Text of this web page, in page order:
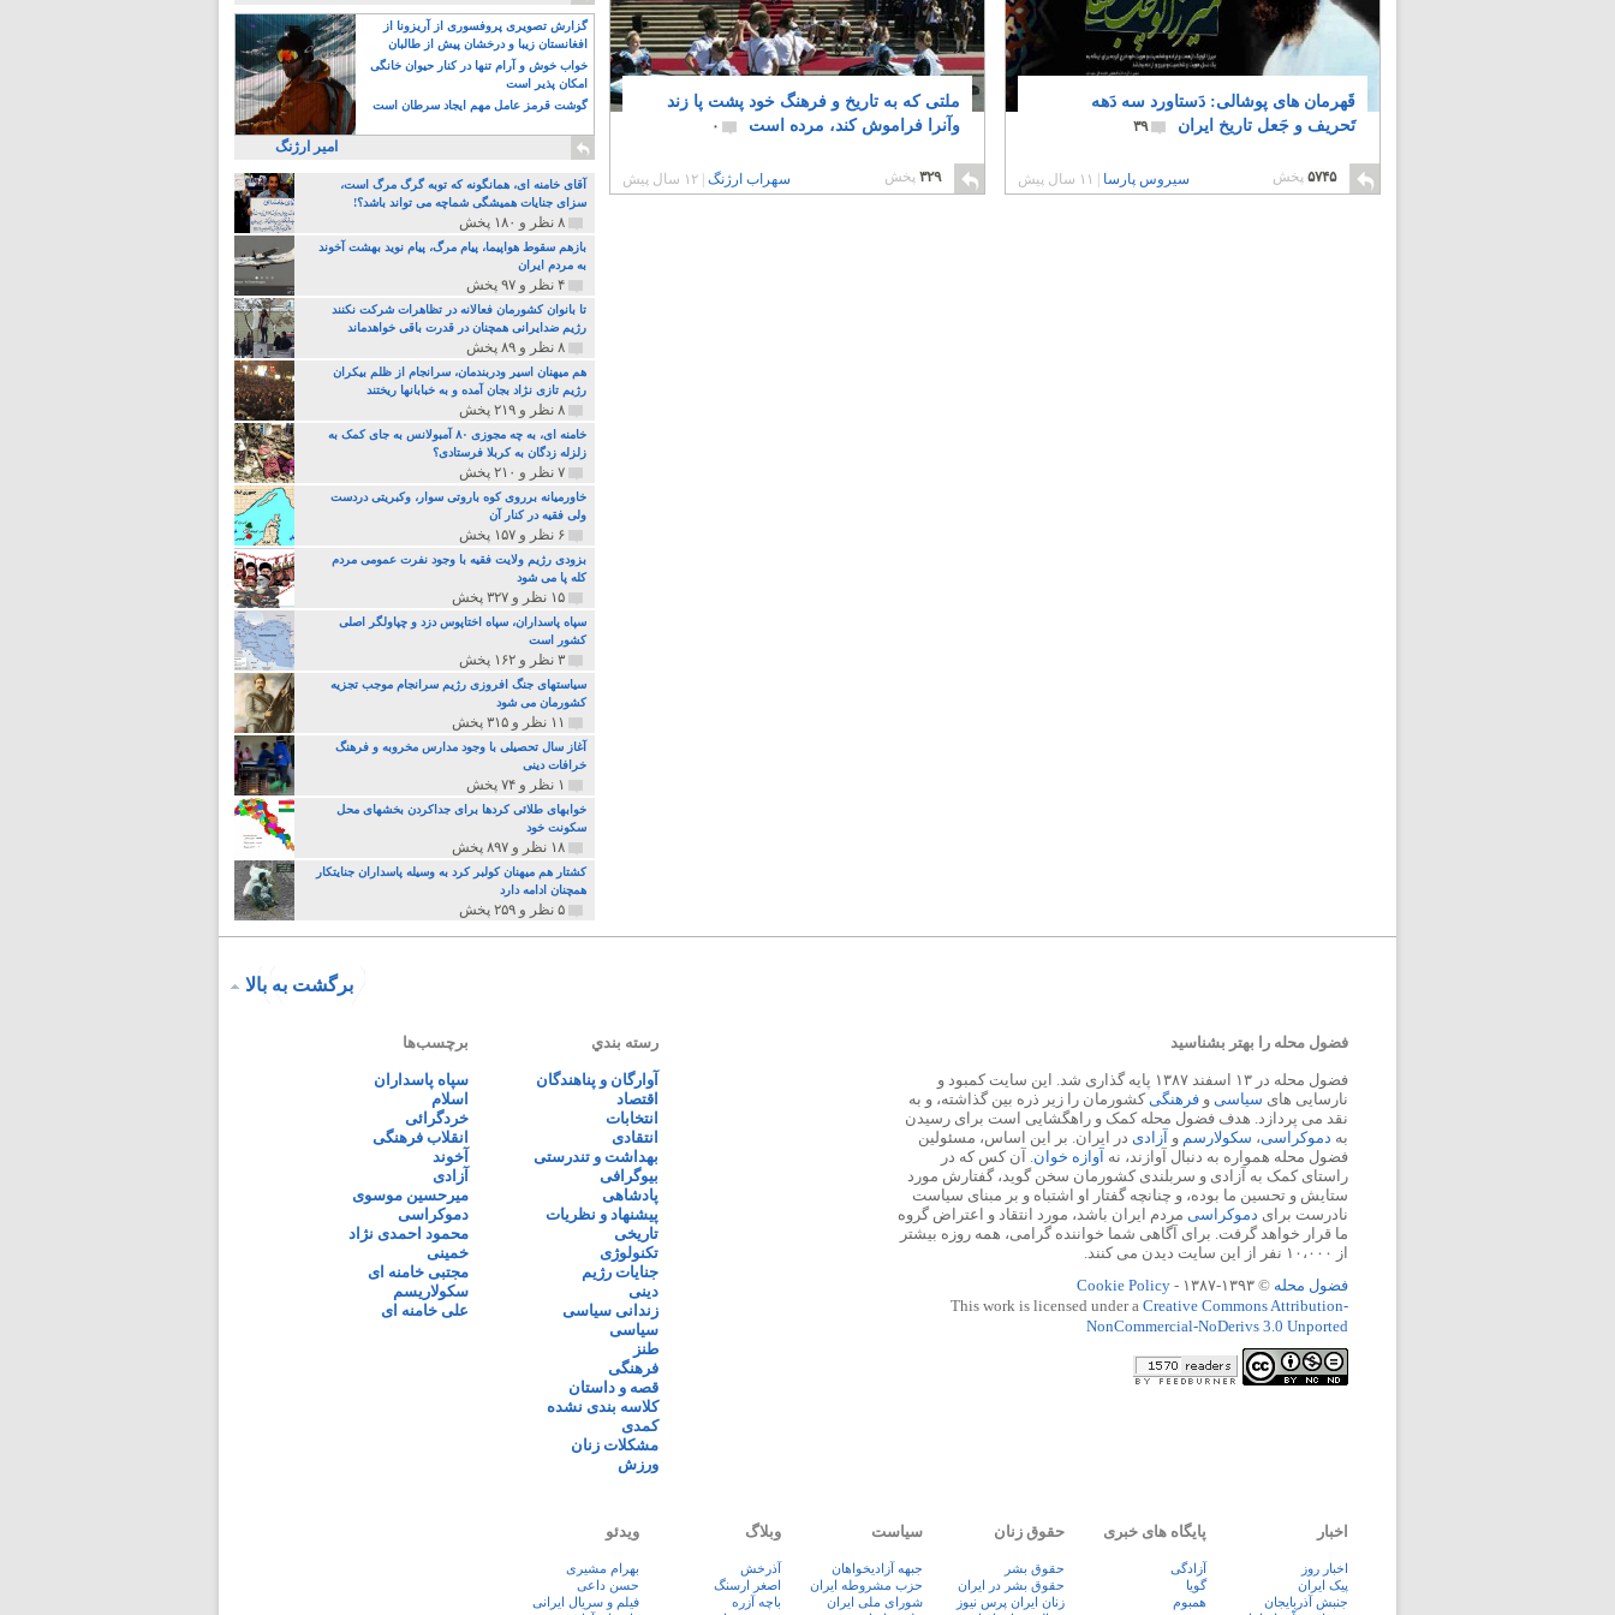
قَهرمان های پوشالی: دَستاورد سه دَهه
تَحریف و جَعل تاریخ ایران
۳۹
۵۷۴۵ پخش سیروس پارسا ۱۱ سال پیش
ملتی که به تاریخ و فرهنگ خود پشت پا زند
وآنرا فراموش کند، مرده است
۰
۳۲۹پخش سهراب ارژنگ ۱۲ سال پیش
گزارش تصویری پروفسوری از آریزونا از
افغانستان زیبا و درخشان پیش از طالبان
خواب خوش و آرام تنها در کنار حیوان خانگی
امکان پذیر است
گوشت قرمز عامل مهم ایجاد سرطان است
امیر ارژنگ
آقای خامنه ای، همانگونه که توبه گرگ مرگ است،
سزای جنایات همیشگی شماچه می تواند باشد؟!
۸ نظر و ۱۸۰ پخش
بازهم سقوط هواپیما، پیام مرگ، پیام نوید بهشت آخوند
به مردم ایران
۴ نظر و ۹۷ پخش
تا بانوان کشورمان فعالانه در تظاهرات شرکت نکنند
رژیم ضدایرانی همچنان در قدرت باقی خواهدماند
۸ نظر و ۸۹ پخش
هم میهنان اسیر ودربندمان، سرانجام از ظلم بیکران
رژیم تازی نژاد بجان آمده و به خبابانها ریختند
۸ نظر و ۲۱۹ پخش
خامنه ای، به چه مجوزی ۸۰ آمبولانس به جای کمک به
زلزله زدگان به کربلا فرستادی؟
۷ نظر و ۲۱۰ پخش
خاورمیانه برروی کوه باروتی سوار، وکبریتی دردست
ولی فقیه در کنار آن
۶ نظر و ۱۵۷ پخش
بزودی رژیم ولایت فقیه با وجود نفرت عمومی مردم
کله پا می شود
۱۵ نظر و ۳۲۷ پخش
سپاه پاسداران، سپاه اختاپوس دزد و چپاولگر اصلی
کشور است
۳ نظر و ۱۶۲ پخش
سیاستهای جنگ افروزی رژیم سرانجام موجب تجزیه
کشورمان می شود
۱۱ نظر و ۳۱۵ پخش
آغاز سال تحصیلی با وجود مدارس مخروبه و فرهنگ
خرافات دینی
۱ نظر و ۷۴ پخش
خوابهای طلائی کردها برای جداکردن بخشهای محل
سکونت خود
۱۸ نظر و ۸۹۷ پخش
کشتار هم میهنان کولبر کرد به وسیله پاسداران جنایتکار
همچنان ادامه دارد
۵ نظر و ۲۵۹ پخش
برگشت به بالا
فضول محله را بهتر بشناسید
فضول محله در ۱۳ اسفند ۱۳۸۷ پایه گذاری شد. این سایت کمبود و
نارسایی های سیاسی و فرهنگیکشورمان را زیر ذره بین گذاشته، و به
نقد می پردازد. هدف فضول محله کمک و راهگشایی است برای رسیدن
به دموکراسی، سکولارسم و آزادی در ایران. بر این اساس، مسئولین
فضول محله همواره به دنبال آوازند، نه آوازه خوان. آن کس که در
راستای کمک به آزادی و سربلندی کشورمان سخن گوید، گفتارش مورد
ستایش و تحسین ما بوده، و چنانچه گفتار او اشتباه و بر مبنای سیاست
نادرست برای دموکراسی مردم ایران باشد، مورد انتقاد و اعتراض گروه
ما قرار خواهد گرفت. برای آگاهی شما خواننده گرامی، همه روزه بیشتر
از ۱۰،۰۰۰ نفر از این سایت دیدن می کنند.
فضول محله © ۱۳۹۳-۱۳۸۷ -
Cookie Policy
This work is licensed under a Creative Commons Attribution-
NonCommercial-NoDerivs 3.0 Unported
رسته بندي
آوارگان و پناهندگان
اقتصاد
انتخابات
انتقادی
بهداشت و تندرستی
بیوگرافی
پادشاهی
پیشنهاد و نظریات
تاریخی
تکنولوژی
جنایات رژیم
دینی
زندانی سیاسی
سیاسی
طنز
فرهنگی
قصه و داستان
کلاسه بندی نشده
کمدی
مشکلات زنان
ورزش
برچسب‌ها
سپاه پاسداران
اسلام
خردگرائی
انقلاب فرهنگی
آخوند
آزادی
میرحسین موسوی
دموکراسی
محمود احمدی نژاد
خمینی
مجتبی خامنه ای
سکولاریسم
علی خامنه ای
اخبار
اخبار روز
پيک ايران
جنبش آذربایجان
پایگاه های خبری
آزادگی
گویا
همبوم
حقوق زنان
حقوق بشر
حقوق بشر در ایران
زنان ايران پرس نيوز
سیاست
جبهه آزادیخواهان
حزب مشروطه ایران
شورای ملی ایران
وبلاگ
آذرخش
اصغر ارسنگ
باچه آزره
ویدئو
بهرام مشیری
حسن داعی
فيلم و سريال ايرانی